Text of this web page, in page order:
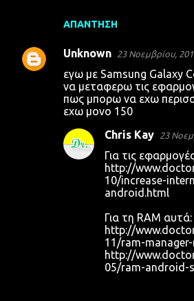
ΑΠΆΝΤΗΣΗ
Unknown 23 Νοεμβρίου,
εγω με Samsung Galaxy
να μεταφερω τις
πως μπορω να εχω
εχω μονο 150
Chris Kay 23
Για τις
http://
10/increase-
android.html
Για τη RAM αυτά:
http://
11/ram-
http://
05/ram-android-